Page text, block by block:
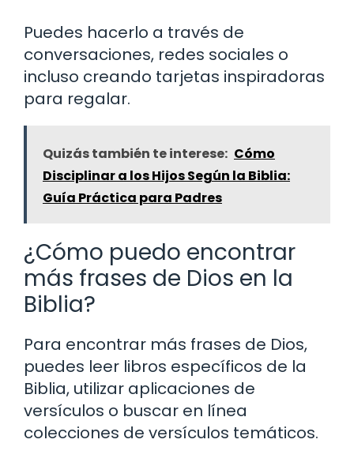
Puedes hacerlo a través de
conversaciones, redes sociales o
incluso creando tarjetas inspiradoras
para regalar.
Quizás también te interese: Cómo
Disciplinar a los Hijos Según la Biblia:
Guía Práctica para Padres
¿Cómo puedo encontrar
más frases de Dios en la
Biblia?
Para encontrar más frases de Dios,
puedes leer libros específicos de la
Biblia, utilizar aplicaciones de
versículos o buscar en línea
colecciones de versículos temáticos.